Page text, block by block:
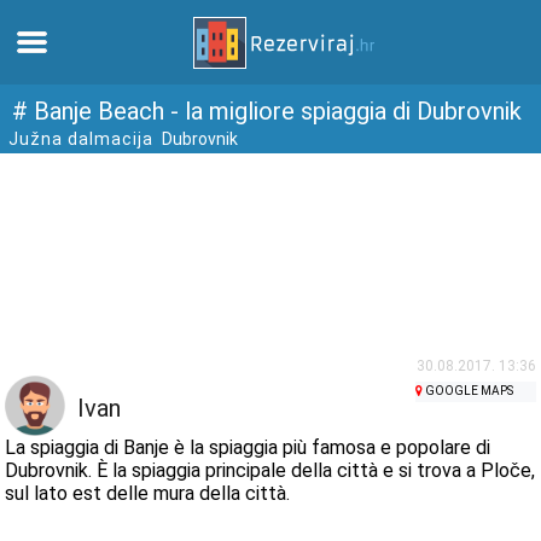
Casa
webcams
Incontra Croazia
musei
# Banje Beach - la migliore spiaggia di Dubrovnik
Južna dalmacija Dubrovnik
30.08.2017. 13:36
Ivan
GOOGLE MAPS
La spiaggia di Banje è la spiaggia più famosa e popolare di
Dubrovnik. È la spiaggia principale della città e si trova a Ploče,
sul lato est delle mura della città.